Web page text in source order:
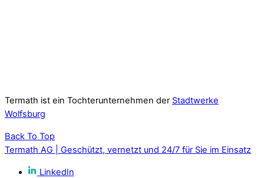
Termath ist ein Tochterunternehmen der Stadtwerke
Wolfsburg
Back To Top
Termath AG | Geschützt, vernetzt und 24/7 für Sie im Einsatz
LinkedIn